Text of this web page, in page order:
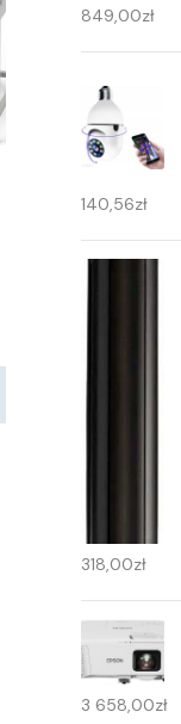
849,00zł
140,56zł
318,00zł
3 658,00zł